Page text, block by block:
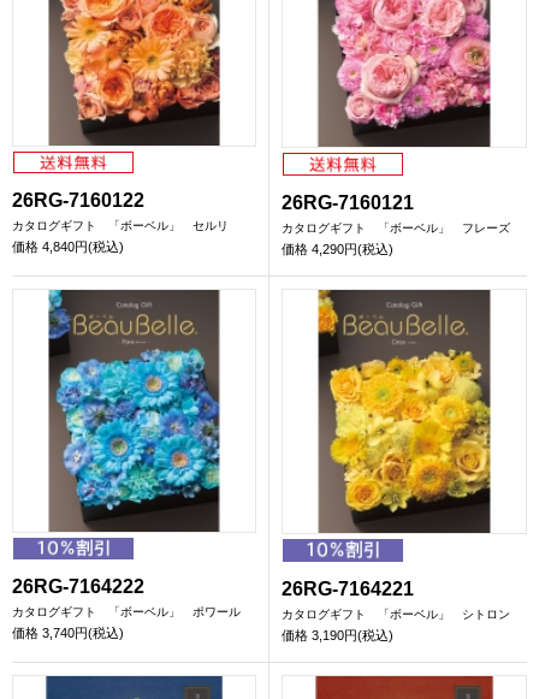
26RG-7160122
カタログギフト 「ボーベル」 セルリ
価格 4,840円(税込)
26RG-7160121
カタログギフト 「ボーベル」 フレーズ
価格 4,290円(税込)
26RG-7164222
カタログギフト 「ボーベル」 ポワール
価格 3,740円(税込)
26RG-7164221
カタログギフト 「ボーベル」 シトロン
価格 3,190円(税込)